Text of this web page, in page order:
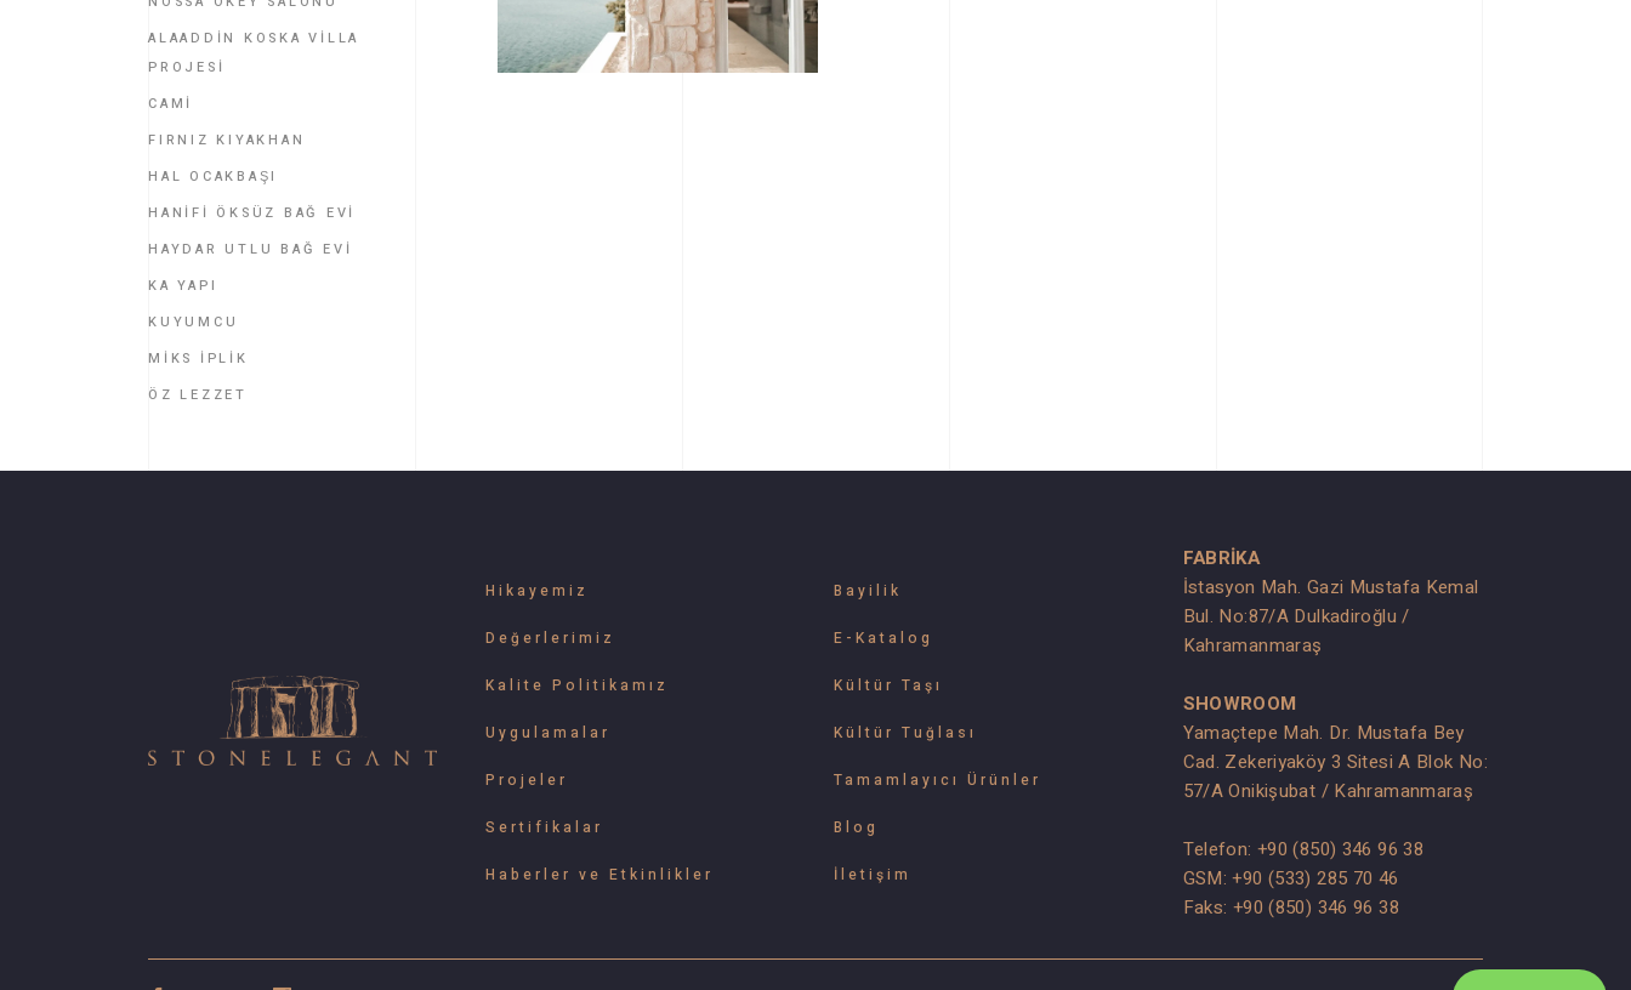
ALAADDİN KOSKA VİLLA
PROJESİ
CAMİ
FIRNIZ KIYAKHAN
HAL OCAKBAŞI
HANİFİ ÖKSÜZ BAĞ EVİ
HAYDAR UTLU BAĞ EVİ
KA YAPI
KUYUMCU
MİKS İPLİK
ÖZ LEZZET
Hikayemiz
Değerlerimiz
Kalite Politikamız
Uygulamalar
Projeler
Sertifikalar
Haberler ve Etkinlikler
Bayilik
E-Katalog
Kültür Taşı
Kültür Tuğlası
Tamamlayıcı Ürünler
Blog
İletişim
FABRİKA
İstasyon Mah. Gazi Mustafa Kemal
Bul. No:87/A Dulkadiroğlu /
Kahramanmaraş
SHOWROOM
Yamaçtepe Mah. Dr. Mustafa Bey
Cad. Zekeriyaköy 3 Sitesi A Blok No:
57/A Onikişubat / Kahramanmaraş
Telefon: +90 (850) 346 96 38
GSM:+90 (533) 285 70 46
Faks: +90 (850) 346 96 38